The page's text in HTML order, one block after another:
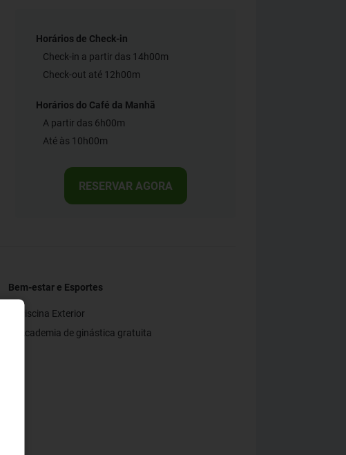
Horários de Check-in
Check-in a partir das 14h00m
Check-out até 12h00m
Horários do Café da Manhã
A partir das 6h00m
Até às 10h00m
RESERVAR AGORA
Bem-estar e Esportes
✓ Piscina Exterior
✓ Academia de ginástica gratuita